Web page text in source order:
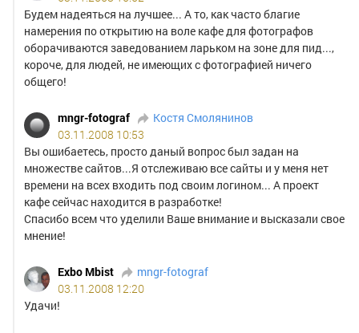
Будем надеяться на лучшее... А то, как часто благие
намерения по открытию на воле кафе для фотографов
оборачиваются заведованием ларьком на зоне для пид...,
короче, для людей, не имеющих с фотографией ничего
общего!
mngr-fotograf
Костя Смолянинов
03.11.2008 10:53
Вы ошибаетесь, просто даный вопрос был задан на
множестве сайтов...Я отслеживаю все сайты и у меня нет
времени на всех входить под своим логином... А проект
кафе сейчас находится в разработке!
Спасибо всем что уделили Ваше внимание и высказали свое
мнение!
Exbo Mbist
mngr-fotograf
03.11.2008 12:20
Удачи!